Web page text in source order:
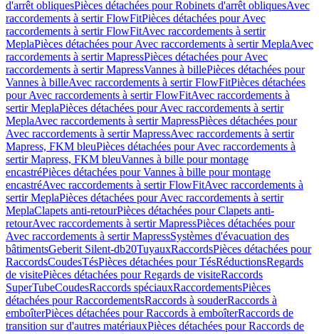
d'arrêt obliquesPièces détachées pour Robinets d'arrêt obliquesAvec
raccordements à sertir FlowFitPièces détachées pour Avec
raccordements à sertir FlowFitAvec raccordements à sertir
MeplaPièces détachées pour Avec raccordements à sertir MeplaAvec
raccordements à sertir MapressPièces détachées pour Avec
raccordements à sertir MapressVannes à billePièces détachées pour
Vannes à billeAvec raccordements à sertir FlowFitPièces détachées
pour Avec raccordements à sertir FlowFitAvec raccordements à
sertir MeplaPièces détachées pour Avec raccordements à sertir
MeplaAvec raccordements à sertir MapressPièces détachées pour
Avec raccordements à sertir MapressAvec raccordements à sertir
Mapress, FKM bleuPièces détachées pour Avec raccordements à
sertir Mapress, FKM bleuVannes à bille pour montage
encastréPièces détachées pour Vannes à bille pour montage
encastréAvec raccordements à sertir FlowFitAvec raccordements à
sertir MeplaPièces détachées pour Avec raccordements à sertir
MeplaClapets anti-retourPièces détachées pour Clapets anti-
retourAvec raccordements à sertir MapressPièces détachées pour
Avec raccordements à sertir MapressSystèmes d'évacuation des
bâtimentsGeberit Silent-db20TuyauxRaccordsPièces détachées pour
RaccordsCoudesTésPièces détachées pour TésRéductionsRegards
de visitePièces détachées pour Regards de visiteRaccords
SuperTubeCoudesRaccords spéciauxRaccordementsPièces
détachées pour RaccordementsRaccords à souderRaccords à
emboîterPièces détachées pour Raccords à emboîterRaccords de
transition sur d'autres matériauxPièces détachées pour Raccords de